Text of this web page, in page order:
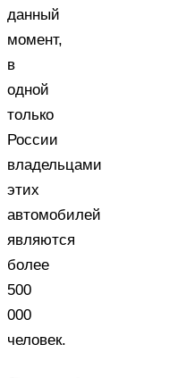
данный
момент,
в
одной
только
России
владельцами
этих
автомобилей
являются
более
500
000
человек.